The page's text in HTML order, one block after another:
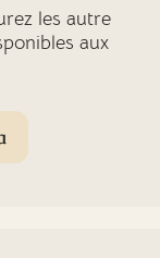
les autre
aux